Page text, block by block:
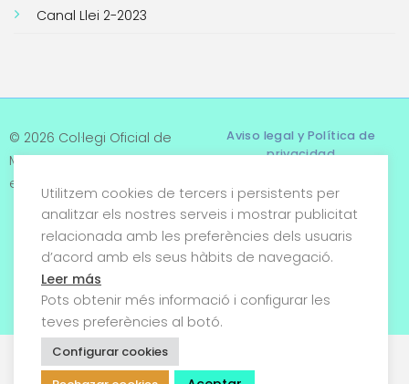
Canal Llei 2-2023
© 2026 Col·legi Oficial de
Metges de Tarragona. Tots
els drets reservats
Aviso legal y Política de
privacidad
Términos y condiciones
Política de cookies
Utilitzem cookies de tercers i persistents per
analitzar els nostres serveis i mostrar publicitat
relacionada amb les preferències dels usuaris
d’acord amb els seus hàbits de navegació.
Leer más
Pots obtenir més informació i configurar les
teves preferències al botó.
Configurar cookies